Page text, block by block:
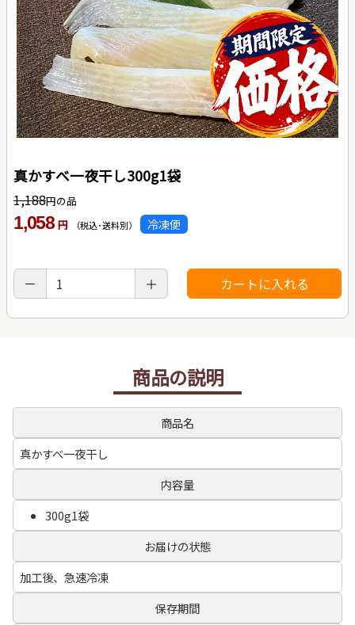
真かすべ一夜干し300g1袋
1,188円の品
1,058 円 （税込･送料別） 冷凍便
商品の説明
商品名
真かすべ一夜干し
内容量
300g1袋
お届けの状態
加工後、急速冷凍
保存期間